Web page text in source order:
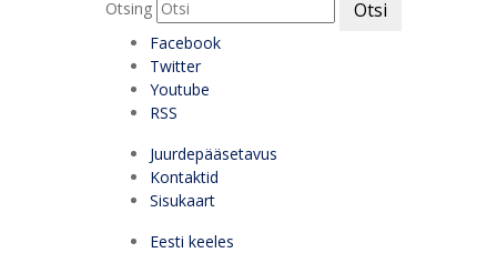
Otsing Otsi
Facebook
Twitter
Youtube
RSS
Juurdepääsetavus
Kontaktid
Sisukaart
Eesti keeles